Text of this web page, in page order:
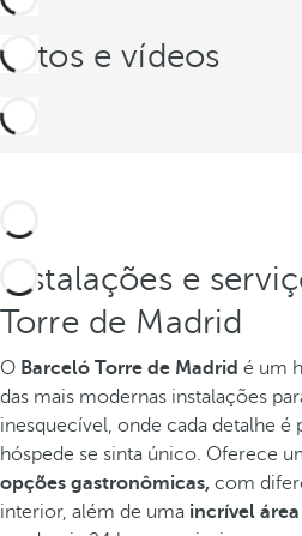
Fotos e vídeos
Instalações e
Torre de Madrid
O Barceló Torre de Madrid é um
das mais modernas instalações
inesquecível, onde cada detalhe é
hóspede se sinta único. Oferece
opções gastronômicas, com
interior, além de uma incrível